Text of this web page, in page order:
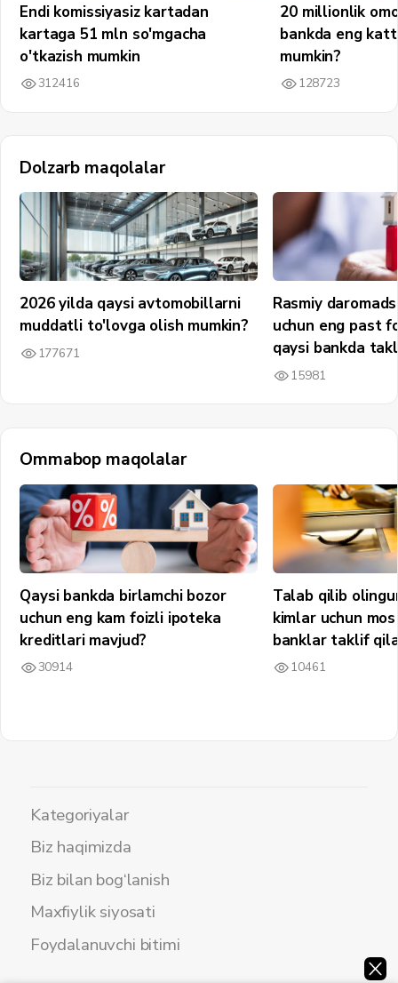
Endi komissiyasiz kartadan
kartaga 51 mln so'mgacha
o'tkazish mumkin
312416
20 millionlik
bankda eng
mumkin?
128723
Dolzarb maqolalar
2026 yilda qaysi avtomobillarni
muddatli to'lovga olish mumkin?
177671
Rasmiy
uchun eng past
qaysi bankda
15981
Ommabop maqolalar
Qaysi bankda birlamchi bozor
uchun eng kam foizli ipoteka
kreditlari mavjud?
30914
Talab qilib
kimlar uchun
banklar taklif
10461
Kategoriyalar
Biz haqimizda
Biz bilan bog‘lanish
Maxfiylik siyosati
Foydalanuvchi bitimi